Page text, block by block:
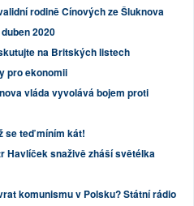
rodině Cínových ze Šluknova
2020
na Britských listech
pro ekonomii
vláda vyvolává bojem proti
se teď míním kát!
Havlíček snaživě zháší světélka
komunismu v Polsku? Státní rádio